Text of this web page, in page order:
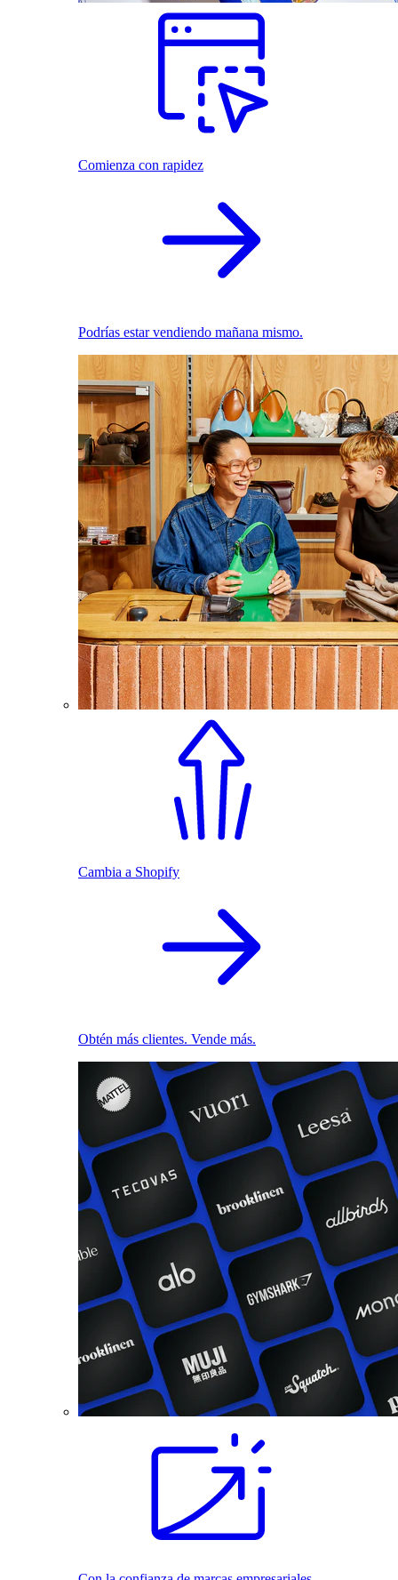
Comienza con rapidez
Podrías estar vendiendo mañana mismo.
Cambia a Shopify
Obtén más clientes. Vende más.